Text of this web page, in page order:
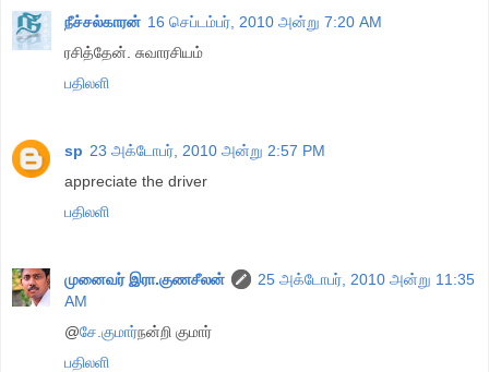
நீச்சல்காரன் 16 செப்டம்பர், 2010 அன்று 7:20 AM
ரசித்தேன். சுவாரசியம்
பதிலளி
sp 23 அக்டோபர், 2010 அன்று 2:57 PM
appreciate the driver
பதிலளி
முனைவர் இரா.குணசீலன்
25 அக்டோபர், 2010 அன்று 11:35
AM
@சே.குமார்நன்றி குமார்
பதிலளி